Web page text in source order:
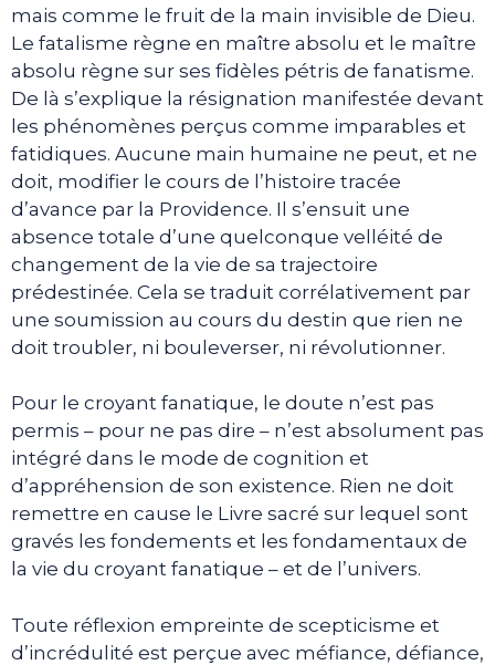
mais comme le fruit de la main invisible de Dieu.
Le fatalisme règne en maître absolu et le maître
absolu règne sur ses fidèles pétris de fanatisme.
De là s’explique la résignation manifestée devant
les phénomènes perçus comme imparables et
fatidiques. Aucune main humaine ne peut, et ne
doit, modifier le cours de l’histoire tracée
d’avance par la Providence. Il s’ensuit une
absence totale d’une quelconque velléité de
changement de la vie de sa trajectoire
prédestinée. Cela se traduit corrélativement par
une soumission au cours du destin que rien ne
doit troubler, ni bouleverser, ni révolutionner.
Pour le croyant fanatique, le doute n’est pas
permis – pour ne pas dire – n’est absolument pas
intégré dans le mode de cognition et
d’appréhension de son existence. Rien ne doit
remettre en cause le Livre sacré sur lequel sont
gravés les fondements et les fondamentaux de
la vie du croyant fanatique – et de l’univers.
Toute réflexion empreinte de scepticisme et
d’incrédulité est perçue avec méfiance, défiance,